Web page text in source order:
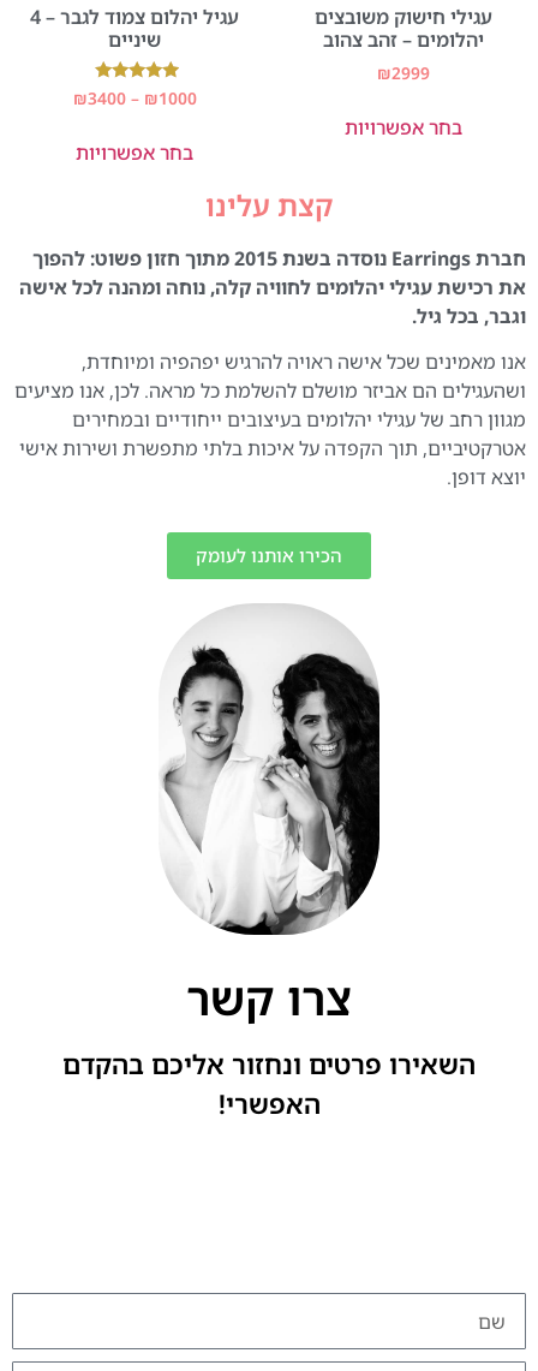
עגילי חישוק משובצים
יהלומים – זהב צהוב
₪2999
בחר אפשרויות
עגיל יהלום צמוד לגבר – 4
שיניים
דורג
5.00
₪1000
–
₪3400
בחר אפשרויות
קצת עלינו
חברת Earrings נוסדה בשנת 2015 מתוך חזון פשוט: להפוך
את רכישת עגילי יהלומים לחוויה קלה, נוחה ומהנה לכל אישה
וגבר, בכל גיל.
אנו מאמינים שכל אישה ראויה להרגיש יפהפיה ומיוחדת,
ושהעגילים הם אביזר מושלם להשלמת כל מראה. לכן, אנו מציעים
מגוון רחב של עגילי יהלומים בעיצובים ייחודיים ובמחירים
אטרקטיביים, תוך הקפדה על איכות בלתי מתפשרת ושירות אישי
יוצא דופן.
הכירו אותנו לעומק
צרו קשר
השאירו פרטים ונחזור אליכם בהקדם
האפשרי!